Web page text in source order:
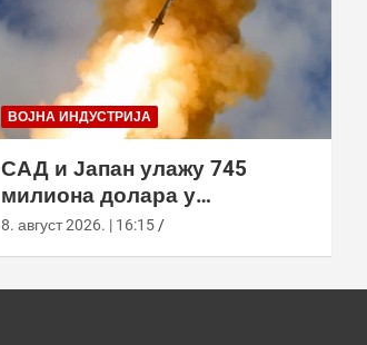
ВОЈНА ИНДУСТРИЈА
САД и Јапан улажу 745
милиона долара у
производњу пресретача
8. август 2026. | 16:15